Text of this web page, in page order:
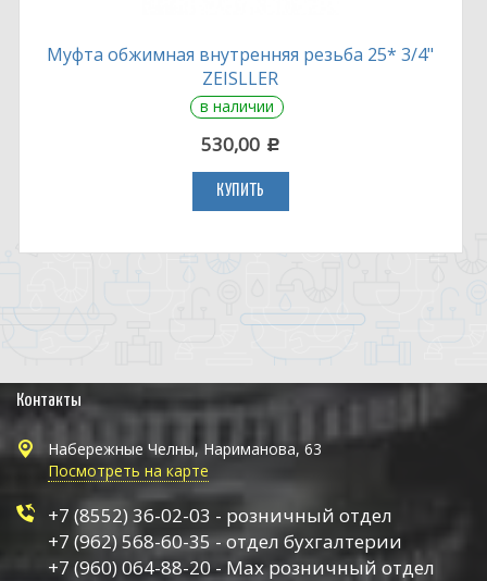
Муфта обжимная внутренняя резьба 25* 3/4"
ZEISLLER
в наличии
530,00 c
КУПИТЬ
Контакты
Набережные Челны, Нариманова, 63
Посмотреть на карте
+7 (8552) 36-02-03 - розничный отдел
+7 (962) 568-60-35 - отдел бухгалтерии
+7 (960) 064-88-20 - Max розничный отдел